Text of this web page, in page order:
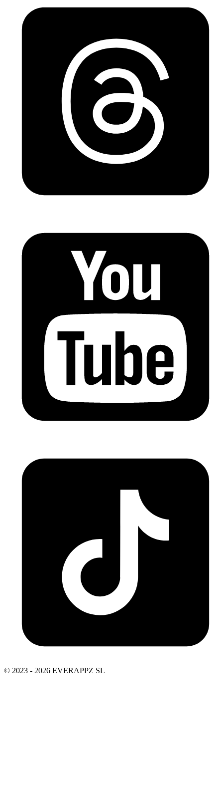
© 2023 - 2026 EVERAPPZ SL